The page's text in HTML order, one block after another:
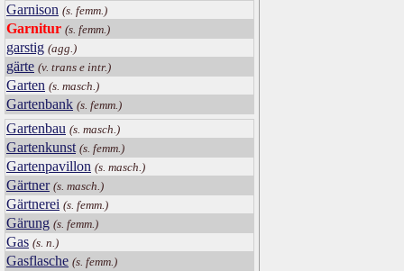
Garnison (s. femm.)
Garnitur (s. femm.)
garstig (agg.)
gärte (v. trans e intr.)
Garten (s. masch.)
Gartenbank (s. femm.)
Gartenbau (s. masch.)
Gartenkunst (s. femm.)
Gartenpavillon (s. masch.)
Gärtner (s. masch.)
Gärtnerei (s. femm.)
Gärung (s. femm.)
Gas (s. n.)
Gasflasche (s. femm.)